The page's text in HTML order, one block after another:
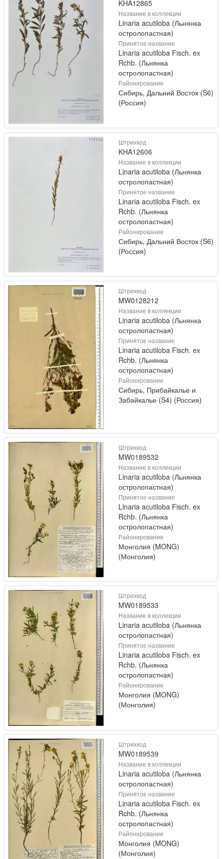
KHA12865
Название в коллекции
Linaria acutiloba (Льнянка
остролопастная)
Принятое название
Linaria acutiloba Fisch. ex
Rchb. (Льнянка
остролопастная)
Районирование
Сибирь, Дальний Восток (S6)
(Россия)
Штрихкод
KHA12606
Название в коллекции
Linaria acutiloba (Льнянка
остролопастная)
Принятое название
Linaria acutiloba Fisch. ex
Rchb. (Льнянка
остролопастная)
Районирование
Сибирь, Дальний Восток (S6)
(Россия)
Штрихкод
MW0128212
Название в коллекции
Linaria acutiloba (Льнянка
остролопастная)
Принятое название
Linaria acutiloba Fisch. ex
Rchb. (Льнянка
остролопастная)
Районирование
Сибирь, Прибайкалье и
Забайкалье (S4) (Россия)
Штрихкод
MW0189532
Название в коллекции
Linaria acutiloba (Льнянка
остролопастная)
Принятое название
Linaria acutiloba Fisch. ex
Rchb. (Льнянка
остролопастная)
Районирование
Монголия (MONG)
(Монголия)
Штрихкод
MW0189533
Название в коллекции
Linaria acutiloba (Льнянка
остролопастная)
Принятое название
Linaria acutiloba Fisch. ex
Rchb. (Льнянка
остролопастная)
Районирование
Монголия (MONG)
(Монголия)
Штрихкод
MW0189539
Название в коллекции
Linaria acutiloba (Льнянка
остролопастная)
Принятое название
Linaria acutiloba Fisch. ex
Rchb. (Льнянка
остролопастная)
Районирование
Монголия (MONG)
(Монголия)